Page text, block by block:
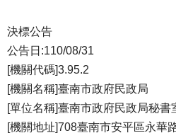
決標公告
公告日:110/08/31
[機關代碼]3.95.2
[機關名稱]臺南市政府民政局
[單位名稱]臺南市政府民政局秘書
[機關地址]708臺南市安平區永華